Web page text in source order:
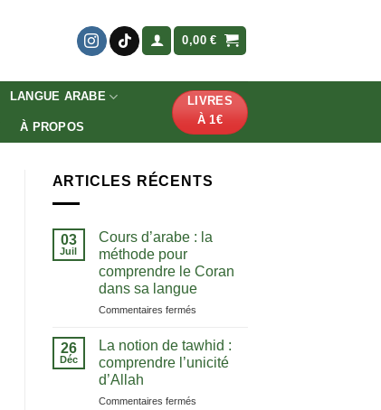
0,00€
LANGUE ARABE
À PROPOS
LIVRES
À 1€
ARTICLES RÉCENTS
03
Juil
Cours d’arabe : la
méthode pour
comprendre le Coran
dans sa langue
Commentaires ferméssur
d’arabe
la
pour
26
Déc
La notion de tawhid :
comprendre l’unicité
d’Allah
Commentaires ferméssur